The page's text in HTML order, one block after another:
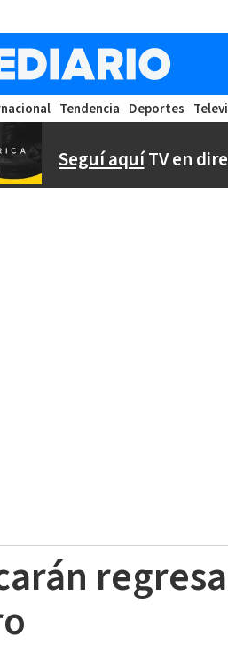
Tendencia Deportes
Seguí aquíTV en